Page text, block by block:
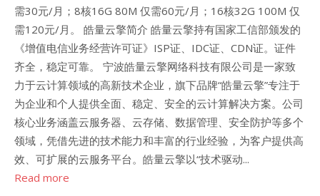
需30元/月；8核16G 80M 仅需60元/月；16核32G 100M 仅
需120元/月。 皓量云擎简介 皓量云擎持有国家工信部颁发的
《增值电信业务经营许可证》ISP证、IDC证、CDN证。证件
齐全，稳定可靠。 宁波皓量云擎网络科技有限公司是一家致
力于云计算领域的高新技术企业，旗下品牌“皓量云擎”专注于
为企业和个人提供全面、稳定、安全的云计算解决方案。公司
核心业务涵盖云服务器、云存储、数据管理、安全防护等多个
领域，凭借先进的技术能力和丰富的行业经验，为客户提供高
效、可扩展的云服务平台。皓量云擎以“技术驱动...
Read more